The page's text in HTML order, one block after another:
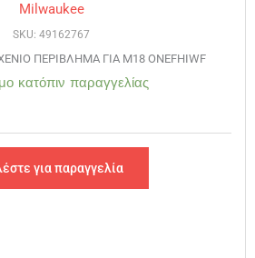
Milwaukee
SKU: 49162767
ΠΕΡΙΒΛΗΜΑ ΓΙΑ M18 ONEFHIWF
κατόπιν παραγγελίας
για παραγγελία